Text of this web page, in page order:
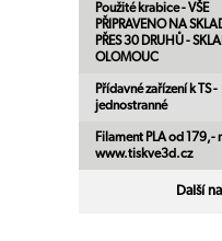
Použité krabice - VŠE
PŘIPRAVENO NA
PŘES 30 DRUHŮ -
OLOMOUC
Přídavné zařízení k TS -
jednostranné
Filament PLA od 179,-
www.tiskve3d.cz
Další